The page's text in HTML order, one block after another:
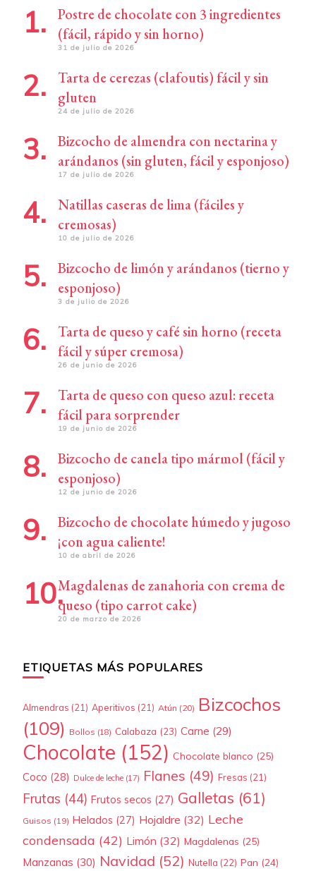
Postre de chocolate con 3 ingredientes
(fácil, rápido y sin horno)
31 de julio de 2026
Tarta de cerezas (clafoutis) fácil y sin
gluten
24 de julio de 2026
Bizcocho de almendra con nectarina y
arándanos (sin gluten, fácil y esponjoso)
17 de julio de 2026
Natillas caseras de lima (fáciles y
cremosas)
10 de julio de 2026
Bizcocho de limón y arándanos (tierno y
esponjoso)
3 de julio de 2026
Tarta de queso y café sin horno (receta
fácil y súper cremosa)
26 de junio de 2026
Tarta de queso con queso azul: receta
fácil para sorprender
19 de junio de 2026
Bizcocho de canela tipo mármol (fácil y
esponjoso)
12 de junio de 2026
Bizcocho de chocolate húmedo y jugoso
¡con agua caliente!
10 de abril de 2026
Magdalenas de zanahoria con crema de
queso (tipo carrot cake)
20 de marzo de 2026
ETIQUETAS MÁS POPULARES
Almendras (21) Aperitivos (21) Atún (20) Bizcochos
(109) Bollos (18) Calabaza (23) Carne (29)
Chocolate (152) Chocolate blanco (25)
Coco (28) Dulce de leche (17) Flanes (49) Fresas (21)
Frutas (44) Frutos secos (27) Galletas (61)
Guisos (19) Helados (27) Hojaldre (32) Leche
condensada (42) Limón (32) Magdalenas (25)
Manzanas (30) Navidad (52) Nutella (22) Pan (24)